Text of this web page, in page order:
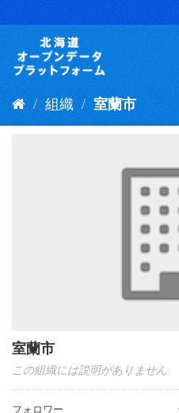
キ
組織 室蘭市
室蘭市
この組織には説明がありません
フォロワー